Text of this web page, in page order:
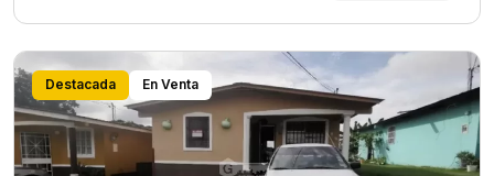
Destacada En Venta